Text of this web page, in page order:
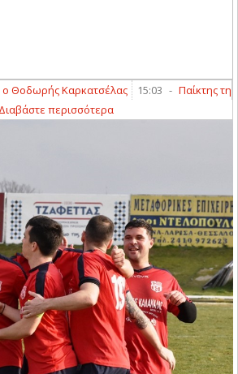
Καρκατσέλας 15:03 - Παίκτης της
Διαβάστε περισσότερα